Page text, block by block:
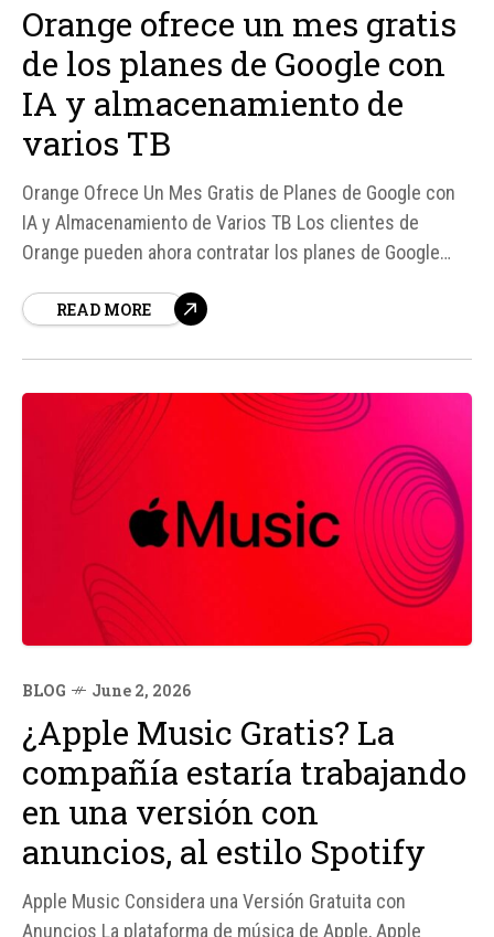
Orange ofrece un mes gratis
de los planes de Google con
IA y almacenamiento de
varios TB
Orange Ofrece Un Mes Gratis de Planes de Google con
IA y Almacenamiento de Varios TB Los clientes de
Orange pueden ahora contratar los planes de Google
primer mes, según reporta la operadora. Esto se debe a
READ MORE
BLOG June 2, 2026
¿Apple Music Gratis? La
compañía estaría trabajando
en una versión con
anuncios, al estilo Spotify
Apple Music Considera una Versión Gratuita con
Anuncios La plataforma de música de Apple, Apple